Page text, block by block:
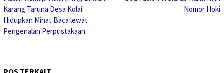
Karang Taruna Desa Kolai
Hidupkan Minat Baca lewat
Pengenalan Perpustakaan.
Nomor Hoki
POS TERKAIT